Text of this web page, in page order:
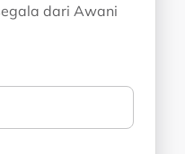
dari Awani